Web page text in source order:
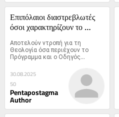
Επιπόλαιοι διαστρεβλωτές
όσοι χαρακτηρίζουν το
Κατήχηση
Αποτελούν ντροπή για τη
Θεολογία όσα περιέχουν το
Πρόγραμμα και ο Οδηγός...
30.08.2025
50
Pentapostagma
Author